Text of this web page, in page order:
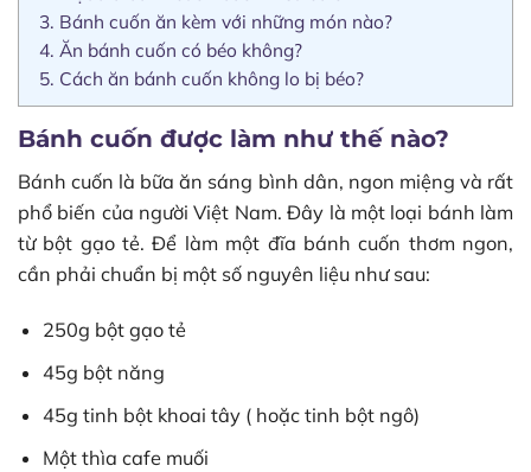
3. Bánh cuốn ăn kèm với những món nào?
4. Ăn bánh cuốn có béo không?
5. Cách ăn bánh cuốn không lo bị béo?
Bánh cuốn được làm như thế nào?
Bánh cuốn là bữa ăn sáng bình dân, ngon miệng và rất
phổ biến của người Việt Nam. Đây là một loại bánh làm
từ bột gạo tẻ. Để làm một đĩa bánh cuốn thơm ngon,
cần phải chuẩn bị một số nguyên liệu như sau:
250g bột gạo tẻ
45g bột năng
45g tinh bột khoai tây ( hoặc tinh bột ngô)
Một thìa cafe muối